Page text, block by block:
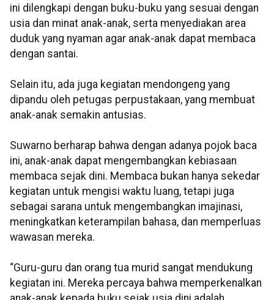
ini dilengkapi dengan buku-buku yang sesuai dengan
usia dan minat anak-anak, serta menyediakan area
duduk yang nyaman agar anak-anak dapat membaca
dengan santai.
Selain itu, ada juga kegiatan mendongeng yang
dipandu oleh petugas perpustakaan, yang membuat
anak-anak semakin antusias.
Suwarno berharap bahwa dengan adanya pojok baca
ini, anak-anak dapat mengembangkan kebiasaan
membaca sejak dini. Membaca bukan hanya sekedar
kegiatan untuk mengisi waktu luang, tetapi juga
sebagai sarana untuk mengembangkan imajinasi,
meningkatkan keterampilan bahasa, dan memperluas
wawasan mereka.
“Guru-guru dan orang tua murid sangat mendukung
kegiatan ini. Mereka percaya bahwa memperkenalkan